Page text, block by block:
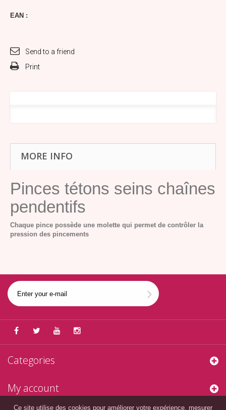
EAN :
Send to a friend
Print
MORE INFO
Pinces tétons seins chaînes
pendentifs
Chaque pince possède une molette qui permet de contrôler la
pression des pincements
Categories
My account
Ce site utilise des cookies pour améliorer votre expérience, mesurer